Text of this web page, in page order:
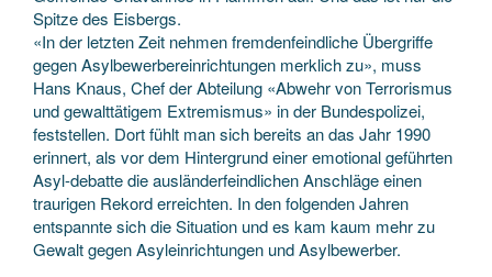
Spitze des Eisbergs.
«In der letzten Zeit nehmen fremdenfeindliche Übergriffe
gegen Asylbewerbereinrichtungen merklich zu», muss
Hans Knaus, Chef der Abteilung «Abwehr von Terrorismus
und gewalttätigem Extremismus» in der Bundespolizei,
feststellen. Dort fühlt man sich bereits an das Jahr 1990
erinnert, als vor dem Hintergrund einer emotional geführten
Asyl-debatte die ausländerfeindlichen Anschläge einen
traurigen Rekord erreichten. In den folgenden Jahren
entspannte sich die Situation und es kam kaum mehr zu
Gewalt gegen Asyleinrichtungen und Asylbewerber.